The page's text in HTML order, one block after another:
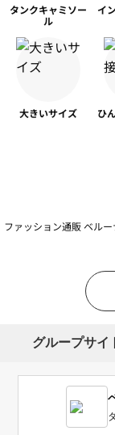
タンクキャミソー
ル
イ
大きいサイズ ひ
ファッション通販 ベルー
グループサイ